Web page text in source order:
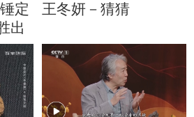
定
出
王冬妍－猜猜